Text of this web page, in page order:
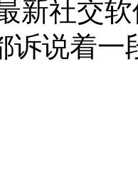
新社交
诉说着一